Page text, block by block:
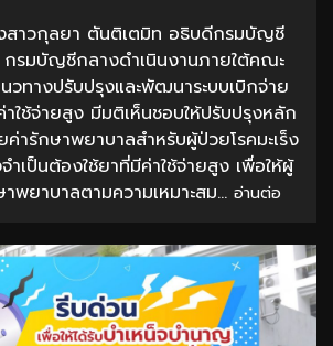
สาวกุลยา ตันติเตมิท อธิบดีกรมบัญชี
กรมบัญชีกลางดำเนินงานภายใต้คณะ
วทางปรับปรุงและพัฒนาระบบเบิกจ่าย
ใช้จ่ายสูง มีมติเห็นชอบให้ปรับปรุงหลัก
ารักษาพยาบาลสำหรับผู้ป่วยโรคมะเร็ง
ำเป็นต้องใช้ยาที่มีค่าใช้จ่ายสูง เพื่อให้ผู้
พยาบาลตามความเหมาะสม... อ่านต่อ